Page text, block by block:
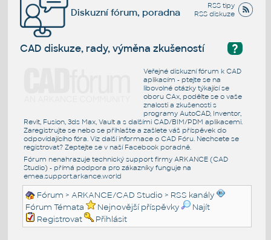
RSS tipy
RSS diskuze
Diskuzní fórum, poradna
?
CAD diskuze, rady, výměna zkušeností
Veřejné diskuzní fórum k CAD
aplikacím - ptejte se na
libovolné otázky týkající se
oboru CAx, podělte se o vaše
znalosti a zkušenosti s
programy AutoCAD, Inventor,
Revit, Fusion, 3ds Max, Vault a s dalšími CAD/BIM/PDM aplikacemi.
Zaregistrujte se nebo se přihlašte a zašlete váš příspěvek do
odpovídajícího fóra. Viz další informace o CAD Fóru. Nechcete se
registrovat? Zeptejte se v naší Facebook poradně.
Fórum nenahrazuje technický support firmy ARKANCE (CAD
Studio) - přímá podpora pro zákazníky funguje na
emea.support.arkance.world
Fórum >ARKANCE/CAD Studio > RSS kanály
Fórum Témata
Nejnovější příspěvky
Najít
Registrovat
Přihlásit